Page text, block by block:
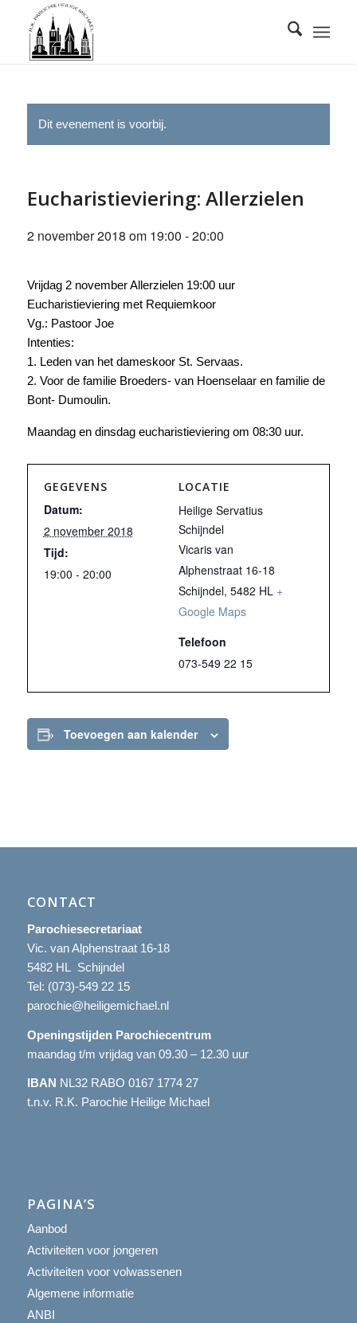
Dit evenement is voorbij.
Eucharistieviering: Allerzielen
2 november 2018 om 19:00 -20:00
Vrijdag 2 november Allerzielen 19:00 uur
Eucharistieviering met Requiemkoor
Vg.: Pastoor Joe
Intenties:
1. Leden van het dameskoor St. Servaas.
2. Voor de familie Broeders- van Hoenselaar en familie de
Bont- Dumoulin.
Maandag en dinsdag eucharistieviering om 08:30 uur.
GEGEVENS
Datum:
2 november 2018
Tijd:
19:00 - 20:00
LOCATIE
Heilige Servatius
Schijndel
Vicaris van
Alphenstraat 16-18
Schijndel, 5482 HL +
Google Maps
Telefoon
073-549 22 15
Toevoegen aan kalender
CONTACT
Parochiesecretariaat
Vic. van Alphenstraat 16-18
5482 HL Schijndel
Tel: (073)-549 22 15
parochie@heiligemichael.nl
Openingstijden Parochiecentrum
maandag t/m vrijdag van 09.30 – 12.30 uur
IBAN NL32 RABO 0167 1774 27
t.n.v. R.K. Parochie Heilige Michael
PAGINA’S
Aanbod
Activiteiten voor jongeren
Activiteiten voor volwassenen
Algemene informatie
ANBI